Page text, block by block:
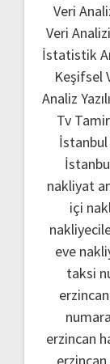
Veri
Veri
İstatistik
Keşifsel
Analiz
Tv
İstanbul
nakliyat
içi
eve
taksi
erzincan